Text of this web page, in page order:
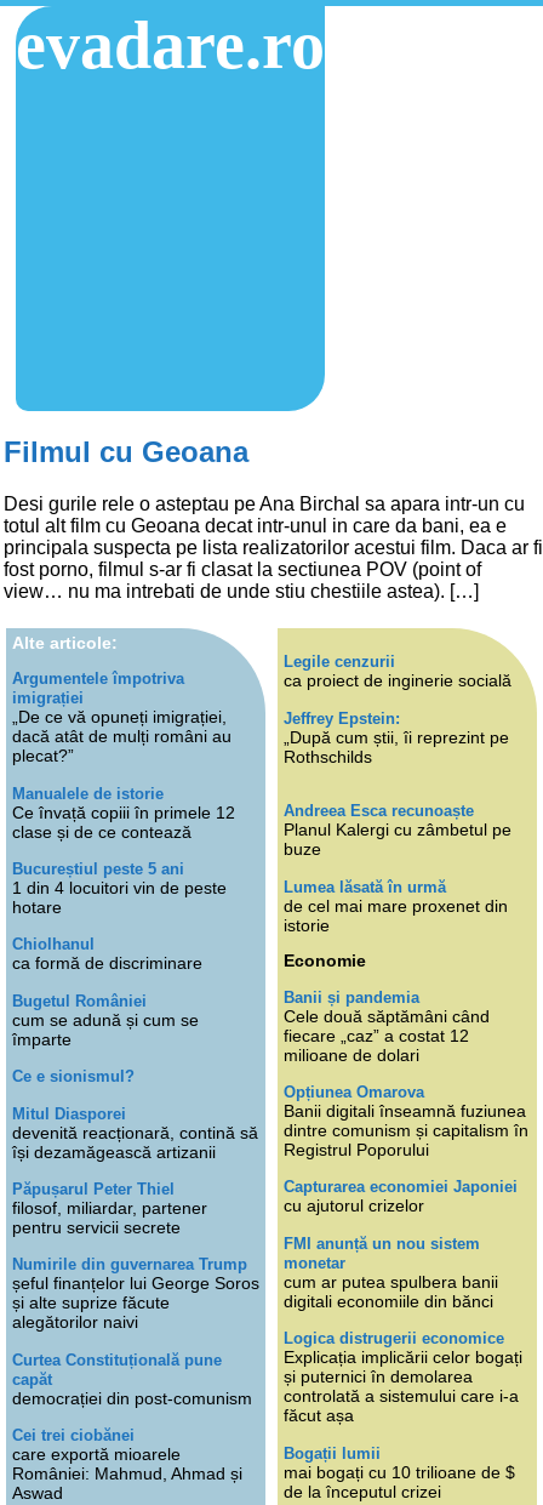
evadare.ro
Filmul cu Geoana
Desi gurile rele o asteptau pe Ana Birchal sa apara intr-un cu
totul alt film cu Geoana decat intr-unul in care da bani, ea e
principala suspecta pe lista realizatorilor acestui film. Daca ar fi
fost porno, filmul s-ar fi clasat la sectiunea POV (point of
view… nu ma intrebati de unde stiu chestiile astea). […]
Alte articole:
Argumentele împotriva
imigrației
„De ce vă opuneți imigrației,
dacă atât de mulți români au
plecat?”
Manualele de istorie
Ce învață copiii în primele 12
clase și de ce contează
Bucureștiul peste 5 ani
1 din 4 locuitori vin de peste
hotare
Chiolhanul
ca formă de discriminare
Bugetul României
cum se adună și cum se
împarte
Ce e sionismul?
Mitul Diasporei
devenită reacționară, contină să
își dezamăgească artizanii
Păpușarul Peter Thiel
filosof, miliardar, partener
pentru servicii secrete
Numirile din guvernarea Trump
șeful finanțelor lui George Soros
și alte suprize făcute
alegătorilor naivi
Curtea Constituțională pune
capăt
democrației din post-comunism
Cei trei ciobănei
care exportă mioarele
României: Mahmud, Ahmad și
Aswad
Legile cenzurii
ca proiect de inginerie socială
Jeffrey Epstein:
„După cum știi, îi reprezint pe
Rothschilds
Andreea Esca recunoaște
Planul Kalergi cu zâmbetul pe
buze
Lumea lăsată în urmă
de cel mai mare proxenet din
istorie
Economie
Banii și pandemia
Cele două săptămâni când
fiecare „caz” a costat 12
milioane de dolari
Opțiunea Omarova
Banii digitali înseamnă fuziunea
dintre comunism și capitalism în
Registrul Poporului
Capturarea economiei Japoniei
cu ajutorul crizelor
FMI anunță un nou sistem
monetar
cum ar putea spulbera banii
digitali economiile din bănci
Logica distrugerii economice
Explicația implicării celor bogați
și puternici în demolarea
controlată a sistemului care i-a
făcut așa
Bogații lumii
mai bogați cu 10 trilioane de $
de la începutul crizei